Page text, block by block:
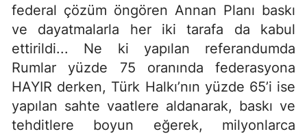
federal çözüm öngören Annan Planı baskı
ve dayatmalarla her iki tarafa da kabul
ettirildi... Ne ki yapılan referandumda
Rumlar yüzde 75 oranında federasyona
HAYIR derken, Türk Halkı’nın yüzde 65’i ise
yapılan sahte vaatlere aldanarak, baskı ve
tehditlere boyun eğerek, milyonlarca